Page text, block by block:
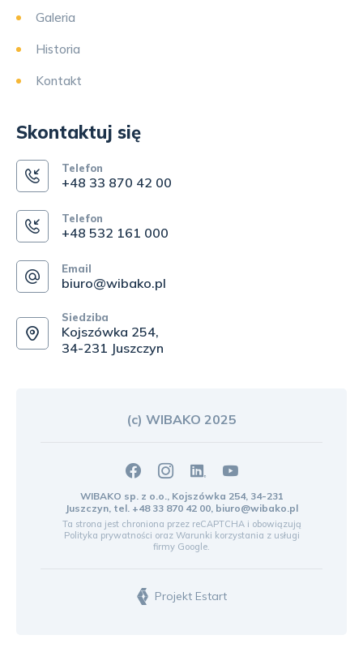
Galeria
Historia
Kontakt
Skontaktuj się
Telefon
+48 33 870 42 00
Telefon
+48 532 161 000
Email
biuro@wibako.pl
Siedziba
Kojszówka 254,
34-231 Juszczyn
(c) WIBAKO 2025
WIBAKO sp. z o.o., Kojszówka 254, 34-231
Juszczyn, tel. +48 33 870 42 00, biuro@wibako.pl
Ta strona jest chroniona przez reCAPTCHA i obowiązują
Polityka prywatności oraz Warunki korzystania z usługi
firmy Google.
Projekt Estart